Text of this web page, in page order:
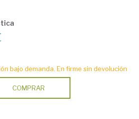
bajo demanda. En firme sin devolución
COMPRAR